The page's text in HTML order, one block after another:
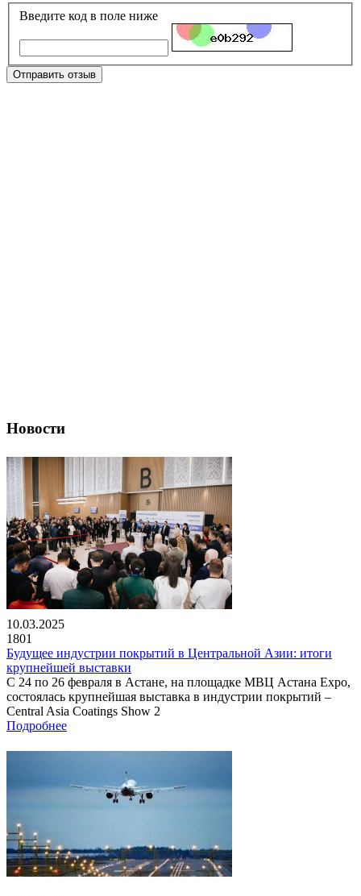
Введите код в поле ниже
Отправить отзыв
Новости
10.03.2025
1801
Будущее индустрии покрытий в Центральной Азии: итоги
крупнейшей выставки
С 24 по 26 февраля в Астане, на площадке МВЦ Астана Expo,
состоялась крупнейшая выставка в индустрии покрытий –
Central Asia Coatings Show 2
Подробнее